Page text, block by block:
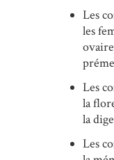
Les
les
Les
la
la
Les